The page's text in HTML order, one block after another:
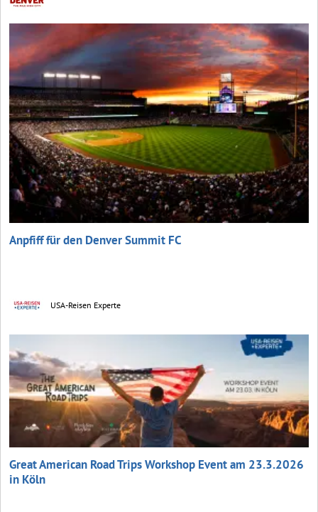
Anpfiff für den Denver Summit FC
USA-Reisen Experte
Great American Road Trips Workshop Event am 23.3.2026
in Köln